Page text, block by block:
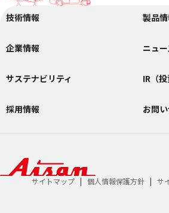
技術情報 製品
企業情報 ニュ
サステナビリティ IR（投
採用情報 お問
サイトマップ 個人情報保護方針 サ